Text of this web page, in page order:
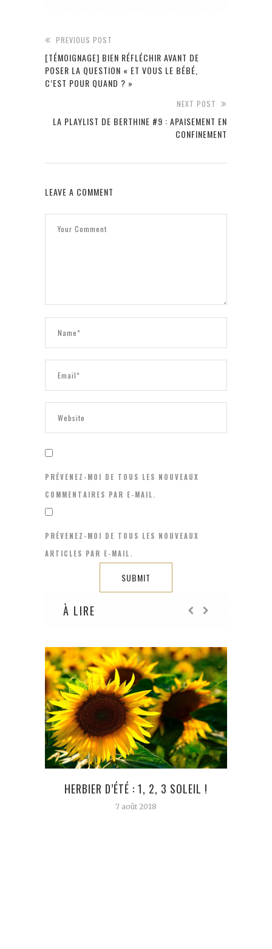
PREVIOUS POST
[TÉMOIGNAGE] BIEN RÉFLÉCHIR AVANT DE
POSER LA QUESTION « ET VOUS LE BÉBÉ,
C’EST POUR QUAND ? »
NEXT POST
LA PLAYLIST DE BERTHINE #9 : APAISEMENT EN
CONFINEMENT
LEAVE A COMMENT
PRÉVENEZ-MOI DE TOUS LES NOUVEAUX
COMMENTAIRES PAR E-MAIL.
PRÉVENEZ-MOI DE TOUS LES NOUVEAUX
ARTICLES PAR E-MAIL.
À LIRE
HERBIER D’ÉTÉ : 1, 2, 3 SOLEIL !
7 août 2018